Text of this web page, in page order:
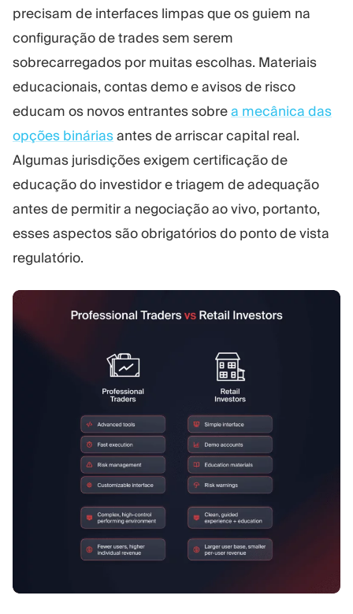
precisam de interfaces limpas que os guiem na
configuração de trades sem serem
sobrecarregados por muitas escolhas. Materiais
educacionais, contas demo e avisos de risco
educam os novos entrantes sobrea mecânica das
opções bináriasantes de arriscar capital real.
Algumas jurisdições exigem certificação de
educação do investidor e triagem de adequação
antes de permitir a negociação ao vivo, portanto,
esses aspectos são obrigatórios do ponto de vista
regulatório.